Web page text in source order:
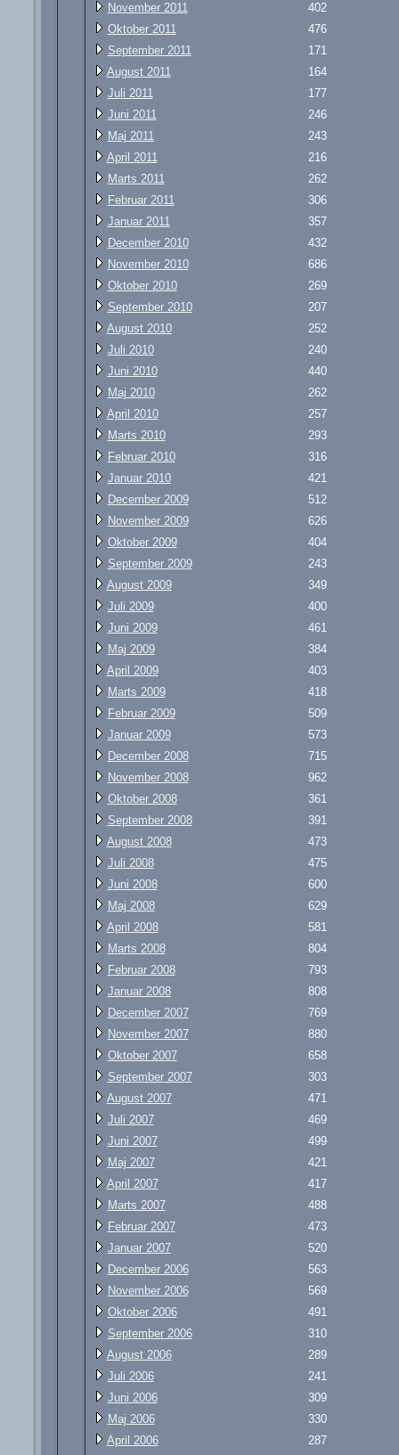
November 2011
402
Oktober 2011
476
September 2011
171
August 2011
164
Juli 2011
177
Juni 2011
246
Maj 2011
243
April 2011
216
Marts 2011
262
Februar 2011
306
Januar 2011
357
December 2010
432
November 2010
686
Oktober 2010
269
September 2010
207
August 2010
252
Juli 2010
240
Juni 2010
440
Maj 2010
262
April 2010
257
Marts 2010
293
Februar 2010
316
Januar 2010
421
December 2009
512
November 2009
626
Oktober 2009
404
September 2009
243
August 2009
349
Juli 2009
400
Juni 2009
461
Maj 2009
384
April 2009
403
Marts 2009
418
Februar 2009
509
Januar 2009
573
December 2008
715
November 2008
962
Oktober 2008
361
September 2008
391
August 2008
473
Juli 2008
475
Juni 2008
600
Maj 2008
629
April 2008
581
Marts 2008
804
Februar 2008
793
Januar 2008
808
December 2007
769
November 2007
880
Oktober 2007
658
September 2007
303
August 2007
471
Juli 2007
469
Juni 2007
499
Maj 2007
421
April 2007
417
Marts 2007
488
Februar 2007
473
Januar 2007
520
December 2006
563
November 2006
569
Oktober 2006
491
September 2006
310
August 2006
289
Juli 2006
241
Juni 2006
309
Maj 2006
330
April 2006
287